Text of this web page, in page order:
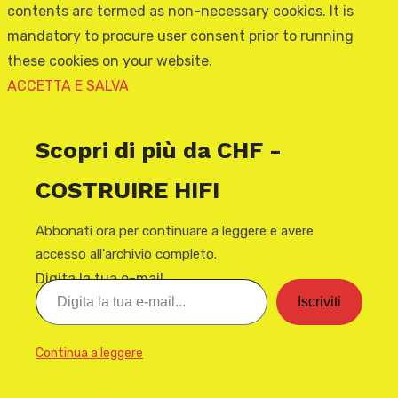
contents are termed as non-necessary cookies. It is
mandatory to procure user consent prior to running
these cookies on your website.
ACCETTA E SALVA
Scopri di più da CHF -
COSTRUIRE HIFI
Abbonati ora per continuare a leggere e avere
accesso all'archivio completo.
Digita la tua e-mail...
Iscriviti
Continua a leggere